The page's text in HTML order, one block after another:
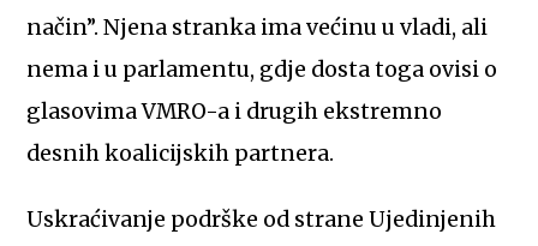
način”. Njena stranka ima većinu u vladi, ali
nema i u parlamentu, gdje dosta toga ovisi o
glasovima VMRO-a i drugih ekstremno
desnih koalicijskih partnera.
Uskraćivanje podrške od strane Ujedinjenih